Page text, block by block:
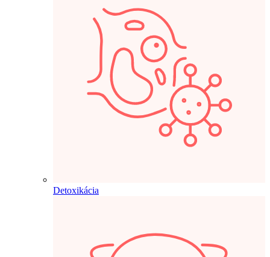
Detoxikácia